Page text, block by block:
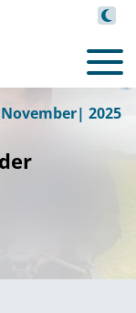
Gesa
W
ann
i
ck
2025